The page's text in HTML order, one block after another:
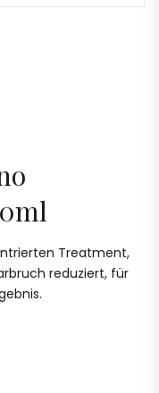
Treatment,
reduziert, für